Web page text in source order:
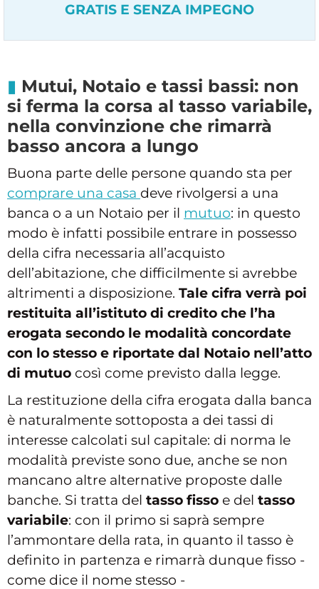
GRATIS E SENZA IMPEGNO
Mutui, Notaio e tassi bassi: non
si ferma la corsa al tasso variabile,
nella convinzione che rimarrà
basso ancora a lungo
Buona parte delle persone quando sta per
comprare una casa deve rivolgersi a una
banca o a un Notaio per il mutuo: in questo
modo è infatti possibile entrare in possesso
della cifra necessaria all’acquisto
dell’abitazione, che difficilmente si avrebbe
altrimenti a disposizione. Tale cifra verrà poi
restituita all’istituto di credito che l’ha
erogata secondo le modalità concordate
con lo stesso e riportate dal Notaio nell’atto
di mutuo così come previsto dalla legge.
La restituzione della cifra erogata dalla banca
è naturalmente sottoposta a dei tassi di
interesse calcolati sul capitale: di norma le
modalità previste sono due, anche se non
mancano altre alternative proposte dalle
banche. Si tratta del tasso fisso e del tasso
variabile: con il primo si saprà sempre
l’ammontare della rata, in quanto il tasso è
definito in partenza e rimarrà dunque fisso -
come dice il nome stesso -